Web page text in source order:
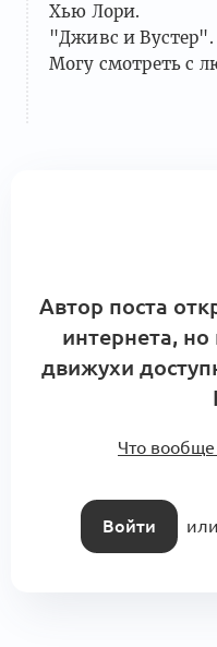
Хью Лори.
"Дживс и Вустер".
Могу смотреть с
Автор поста
интернета,
движухи
Что вообще
Войти или